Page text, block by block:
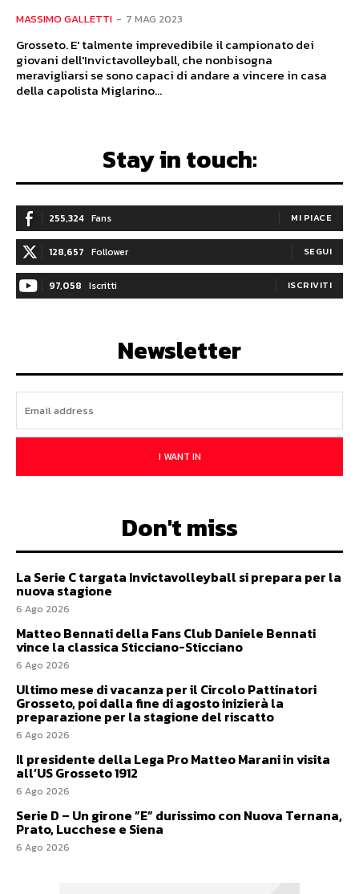
MASSIMO GALLETTI - 7 MAG 2023
Grosseto. E' talmente imprevedibile il campionato dei
giovani dell'Invictavolleyball, che nonbisogna
meravigliarsi se sono capaci di andare a vincere in casa
della capolista Miglarino...
Stay in touch:
255,324 Fans MI PIACE
128,657 Follower SEGUI
97,058 Iscritti ISCRIVITI
Newsletter
I WANT IN
Don't miss
La Serie C targata Invictavolleyball si prepara per la
nuova stagione
6 Ago 2026
Matteo Bennati della Fans Club Daniele Bennati
vince la classica Sticciano-Sticciano
6 Ago 2026
Ultimo mese di vacanza per il Circolo Pattinatori
Grosseto, poi dalla fine di agosto inizierà la
preparazione per la stagione del riscatto
6 Ago 2026
Il presidente della Lega Pro Matteo Marani in visita
all’US Grosseto 1912
6 Ago 2026
Serie D – Un girone ”E” durissimo con Nuova Ternana,
Prato, Lucchese e Siena
6 Ago 2026